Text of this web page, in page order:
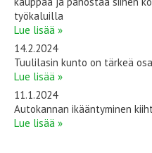
työkaluilla
Lue lisää »
14.2.2024
Tuulilasin kunto on tärkeä
Lue lisää »
11.1.2024
Autokannan ikääntyminen
Lue lisää »